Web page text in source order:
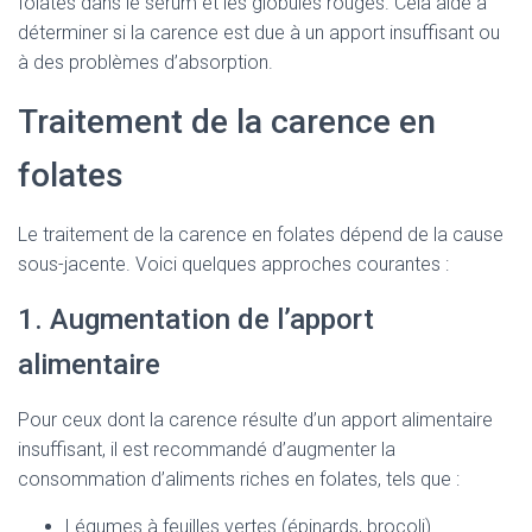
déterminer si la carence est due à un apport insuffisant ou
à des problèmes d’absorption.
Traitement de la carence en
folates
Le traitement de la carence en folates dépend de la cause
sous-jacente. Voici quelques approches courantes :
1. Augmentation de l’apport
alimentaire
Pour ceux dont la carence résulte d’un apport alimentaire
insuffisant, il est recommandé d’augmenter la
consommation d’aliments riches en folates, tels que :
Légumes à feuilles vertes (épinards, brocoli)